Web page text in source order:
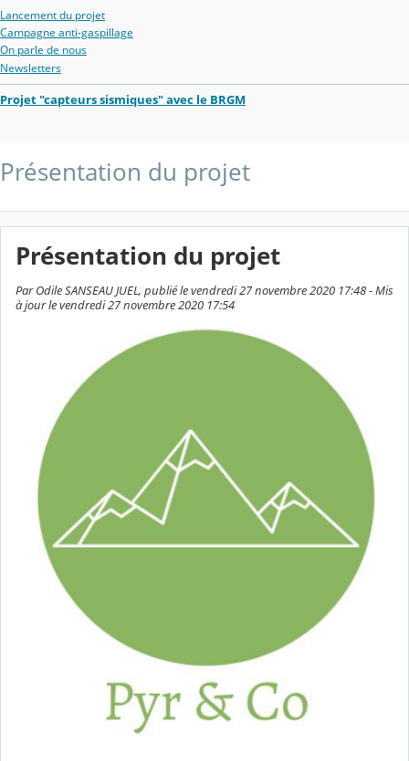
Lancement du projet
Campagne anti-gaspillage
On parle de nous
Newsletters
Projet "capteurs sismiques" avec le BRGM
Présentation du projet
Présentation du projet
Par Odile SANSEAU JUEL, publié le vendredi 27 novembre 2020 17:48 - Mis
à jour le vendredi 27 novembre 2020 17:54